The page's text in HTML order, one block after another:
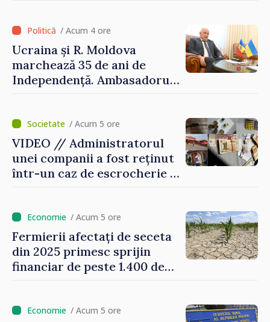
/ Acum 4 ore
Ucraina și R. Moldova
marchează 35 de ani de
Independență. Ambasadorul
suntem rezistenți și știm să
ne punctăm prioritățile
pentru viitor”
/ Acum 5 ore
VIDEO // Administratorul
unei companii a fost reținut
într-un caz de escrocherie și
domeniul agricol
/ Acum 5 ore
Fermierii afectați de seceta
din 2025 primesc sprijin
financiar de peste 1.400 de
/ Acum 5 ore